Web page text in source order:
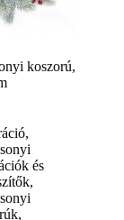
koszorú,
,
és
,